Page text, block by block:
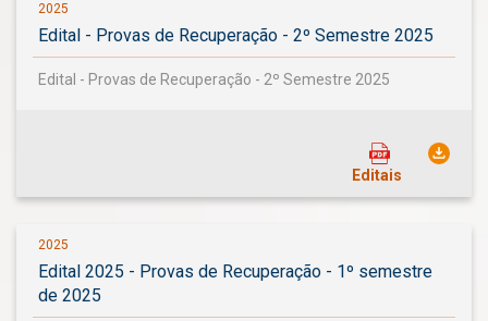
2025
Edital - Provas de Recuperação - 2º Semestre 2025
Edital - Provas de Recuperação - 2º Semestre 2025
Editais
2025
Edital 2025 - Provas de Recuperação - 1º semestre
de 2025